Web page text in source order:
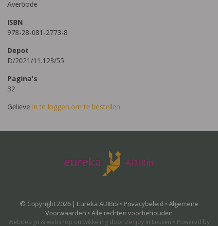
Averbode
ISBN
978-28-081-2773-8
Depot
D/2021/11.123/55
Pagina's
32
Gelieve in te loggen om te bestellen.
© Copyright 2026 | Eureka ADIBib • Privacybeleid • Algemene
Voorwaarden • Alle rechten voorbehouden
Webdesign & webshop ontwikkeling door Zenjoy in Leuven • Powered by